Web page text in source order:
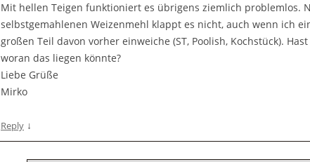
Mit hellen Teigen funktioniert es übrigens ziemlich problemlos.
selbstgemahlenen Weizenmehl klappt es nicht, auch wenn ich
großen Teil davon vorher einweiche (ST, Poolish, Kochstück).
woran das liegen könnte?
Liebe Grüße
Mirko
Reply ↓